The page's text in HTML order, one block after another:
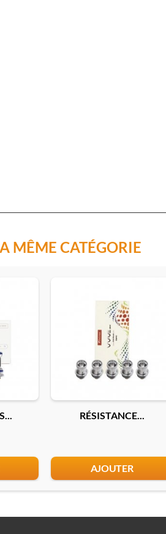
MÊME CATÉGORIE
RÉSISTANCE...
AJOUTER